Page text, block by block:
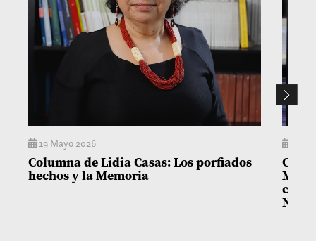
19 Mayo 2026
Columna de Lidia Casas: Los porfiados
hechos y la Memoria
con
Niñez